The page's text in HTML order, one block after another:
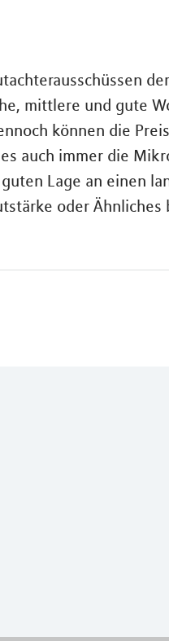
mittlere und gute
können die
auch immer die
Lage an einen
oder